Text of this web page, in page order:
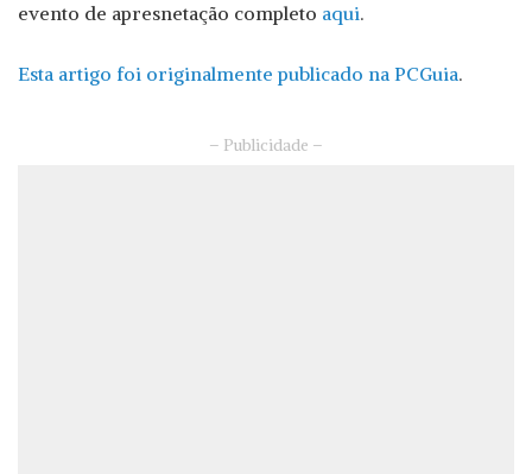
evento de apresnetação completo aqui.
Esta artigo foi originalmente publicado na PCGuia.
– Publicidade –